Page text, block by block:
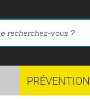
PRÉVENTION